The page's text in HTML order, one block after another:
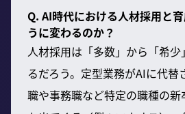
Q. AI時代における人材採用と
うに変わるのか？
人材採用は「多数」から「希
るだろう。定型業務がAIに代替
職や事務職など特定の職種の